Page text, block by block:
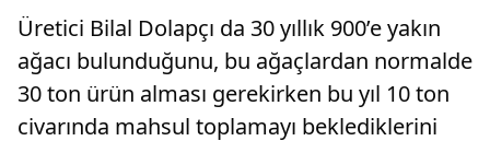
Üretici Bilal Dolapçı da 30 yıllık 900’e yakın
ağacı bulunduğunu, bu ağaçlardan normalde
30 ton ürün alması gerekirken bu yıl 10 ton
civarında mahsul toplamayı beklediklerini